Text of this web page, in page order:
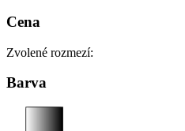
Cena
Zvolené rozmezí:
Barva